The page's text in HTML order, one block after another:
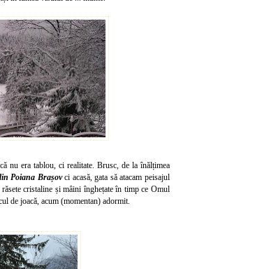
nu era tablou, ci realitate. Brusc, de la înălțimea
Poiana Brașovci acasă, gata să atacam peisajul
cristaline și mâini înghețate în timp ce Omul
de joacă, acum (momentan) adormit.